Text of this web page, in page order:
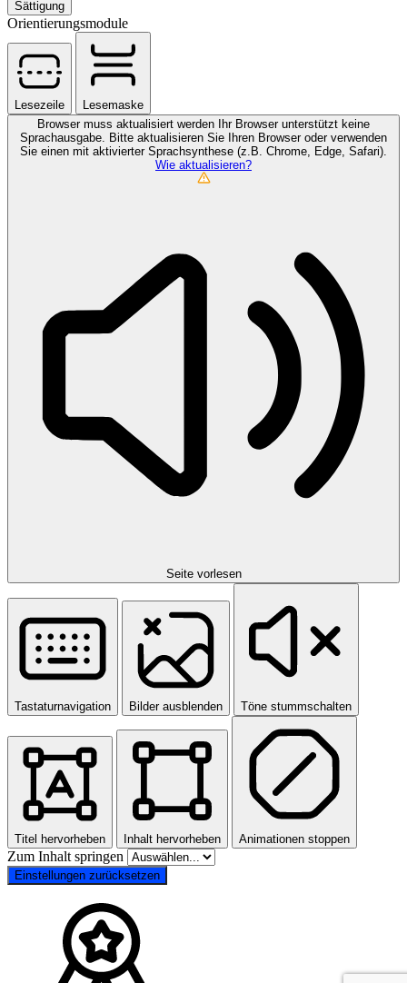
Sättigung
Orientierungsmodule
Lesezeile
Lesemaske
Browser muss aktualisiert werden
Ihr Browser unterstützt keine
Sprachausgabe. Bitte aktualisieren Sie Ihren Browser oder verwenden
Sie einen mit aktivierter Sprachsynthese (z.B. Chrome, Edge, Safari).
Wie aktualisieren?
Seite vorlesen
Tastaturnavigation Bilder ausblenden Töne stummschalten
Titel hervorheben Inhalt hervorheben Animationen stoppen
Zum Inhalt springen
Einstellungen zurücksetzen